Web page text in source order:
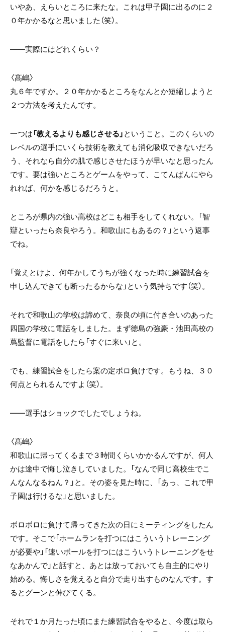
いやあ、えらいところに来たな。これは甲子園に出るのに２
０年かかるなと思いました（笑）。
――実際にはどれくらい？
〈髙嶋〉
丸６年ですか。２０年かかるところをなんとか短縮しようと
２つ方法を考えたんです。
一つは「教えるよりも感じさせる」ということ。このくらいの
レベルの選手にいくら技術を教えても消化吸収できないだろ
う、それなら自分の肌で感じさせたほうが早いなと思ったん
です。要は強いところとゲームをやって、こてんぱんにやら
れれば、何かを感じるだろうと。
ところが県内の強い高校はどこも相手をしてくれない。「智
辯といったら奈良やろう。和歌山にもあるの？」という返事
でね。
「覚えとけよ、何年かしてうちが強くなった時に練習試合を
申し込んできても断ったるからな」という気持ちです（笑）。
それで和歌山の学校は諦めて、奈良の頃に付き合いのあった
四国の学校に電話をしました。まず徳島の強豪・池田高校の
蔦監督に電話をしたら「すぐに来い」と。
でも、練習試合をしたら案の定ボロ負けです。もうね、３０
何点とられるんですよ（笑）。
――選手はショックでしたでしょうね。
〈髙嶋〉
和歌山に帰ってくるまで３時間くらいかかるんですが、何人
かは途中で悔し泣きしていました。「なんで同じ高校生でこ
んなんなるねん？」と。その姿を見た時に、「あっ、これで甲
子園は行けるな」と思いました。
ボロボロに負けて帰ってきた次の日にミーティングをしたん
です。そこで「ホームランを打つにはこういうトレーニング
が必要や」「速いボールを打つにはこういうトレーニングをせ
なあかんで」と話すと、あとは放っておいても自主的にやり
始める。悔しさを覚えると自分で走り出すものなんです。す
るとグーンと伸びてくる。
それで１か月たった頃にまた練習試合をやると、今度は取ら